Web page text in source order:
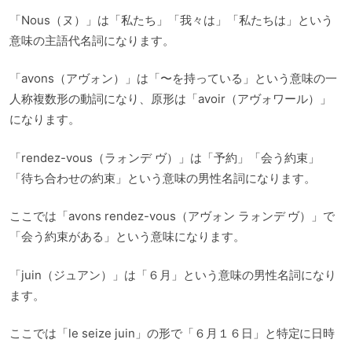
「Nous（ヌ）」は「私たち」「我々は」「私たちは」という
意味の主語代名詞になります。
「avons（アヴォン）」は「〜を持っている」という意味の一
人称複数形の動詞になり、原形は「avoir（アヴォワール）」
になります。
「rendez-vous（ラォンデ ヴ）」は「予約」「会う約束」
「待ち合わせの約束」という意味の男性名詞になります。
ここでは「avons rendez-vous（アヴォン ラォンデ ヴ）」で
「会う約束がある」という意味になります。
「juin（ジュアン）」は「６月」という意味の男性名詞になり
ます。
ここでは「le seize juin」の形で「６月１６日」と特定に日時